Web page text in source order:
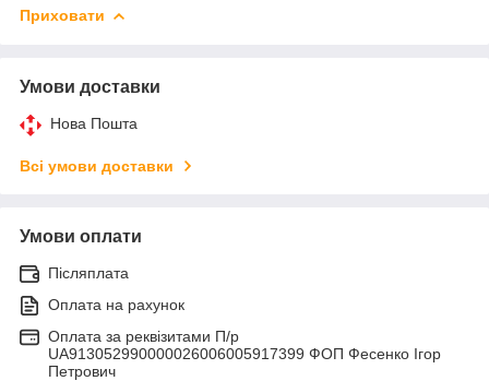
Приховати
Умови доставки
Нова Пошта
Всі умови доставки
Умови оплати
Післяплата
Оплата на рахунок
Оплата за реквізитами П/р
UA913052990000026006005917399 ФОП Фесенко Ігор
Петрович